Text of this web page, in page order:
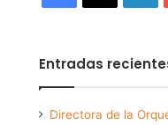
Entradas
Directora de la